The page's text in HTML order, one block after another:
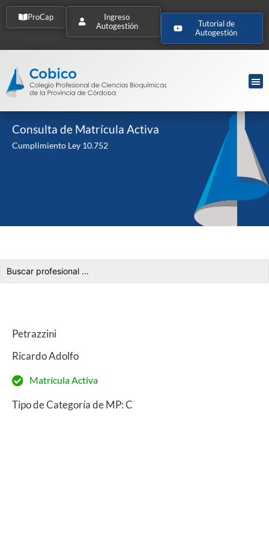
ProCap
Ingreso
Autogestión
Tutorial de
Autogestión
Consulta de Matrícula Activa
Cumplimiento Ley 10.752
Petrazzini
Ricardo Adolfo
Matrícula Activa
Tipo de Categoría de MP: C